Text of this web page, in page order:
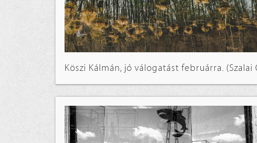
Köszi Kálmán, jó válogatást februárra. (Szalai